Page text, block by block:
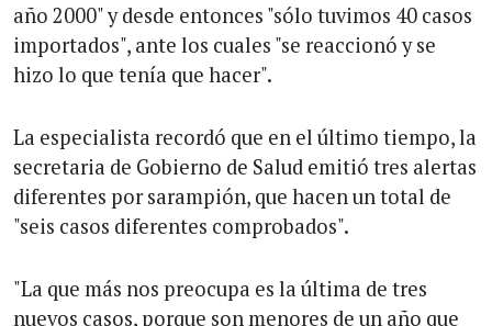
año 2000" y desde entonces "sólo tuvimos 40 casos
importados", ante los cuales "se reaccionó y se
hizo lo que tenía que hacer".
La especialista recordó que en el último tiempo, la
secretaria de Gobierno de Salud emitió tres alertas
diferentes por sarampión, que hacen un total de
"seis casos diferentes comprobados".
"La que más nos preocupa es la última de tres
nuevos casos, porque son menores de un año que